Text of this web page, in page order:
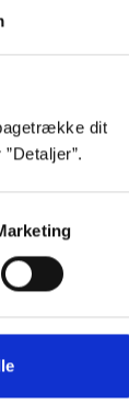
dit
har jeg
forstad til
før ham
armen, har
på den
sendte